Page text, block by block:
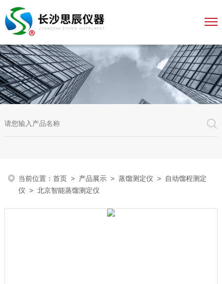
当前位置：首页 > 产品展示 >蒸馏测定仪 > 自动馏程测定
仪 > 北京智能蒸馏测定仪